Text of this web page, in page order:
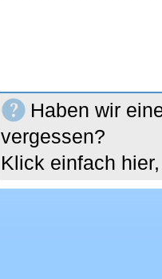
Haben wir
vergessen?
Klick einfach